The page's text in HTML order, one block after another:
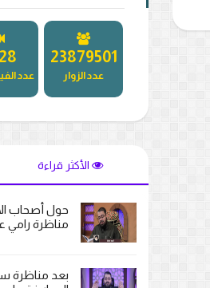
27212795
عدد الزوار عدد
الأكثر قراءة
حول أصحاب
مناظرة رامي
بعد مناظرة